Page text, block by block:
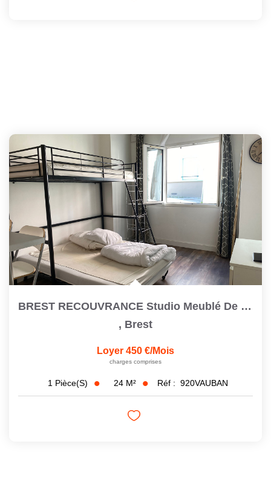
BREST RECOUVRANCE Studio Meublé De 23,6 M2
, Brest
Loyer 450 €/mois
charges comprises
1 Pièce(s) 24 M² Réf : 920VAUBAN